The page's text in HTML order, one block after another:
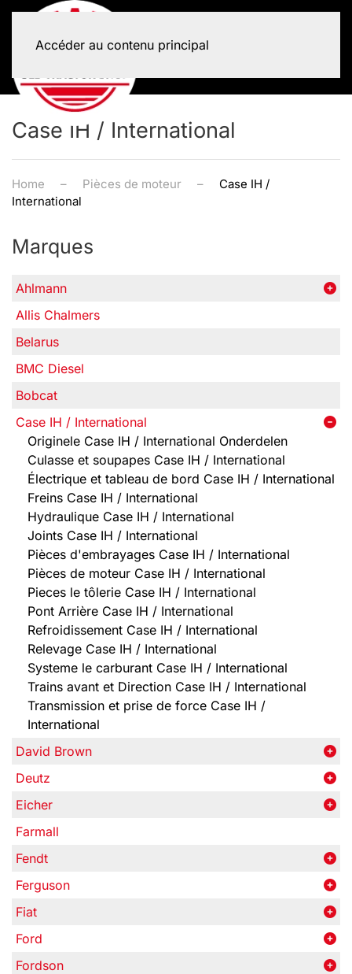
Accéder au contenu principal
Case IH / International
Home Pièces de moteur
Case IH /
International
Marques
Ahlmann
Allis Chalmers
Belarus
BMC Diesel
Bobcat
Case IH / International
Originele Case IH / International Onderdelen
Culasse et soupapes Case IH / International
Électrique et tableau de bord Case IH / International
Freins Case IH / International
Hydraulique Case IH / International
Joints Case IH / International
Pièces d'embrayages Case IH / International
Pièces de moteur Case IH / International
Pieces le tôlerie Case IH / International
Pont Arrière Case IH / International
Refroidissement Case IH / International
Relevage Case IH / International
Systeme le carburant Case IH / International
Trains avant et Direction Case IH / International
Transmission et prise de force Case IH /
International
David Brown
Deutz
Eicher
Farmall
Fendt
Ferguson
Fiat
Ford
Fordson